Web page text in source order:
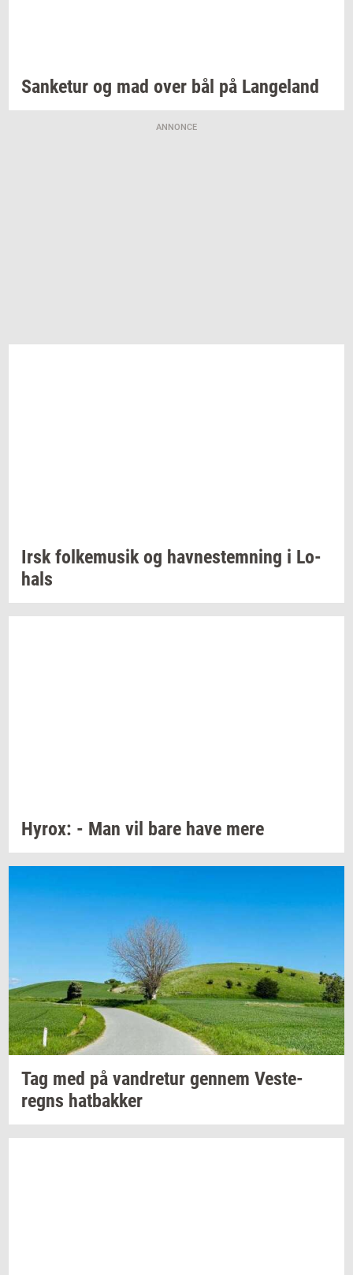
San­ke­tur og mad over bål på Lan­geland
ANNONCE
Irskfol­kemu­sikog hav­ne­stem­ning i Lo­
hals
Hyrox: - Man vil bare have mere
Tag med på van­dre­tur gen­nem Ve­ste­
regns hat­bak­ker